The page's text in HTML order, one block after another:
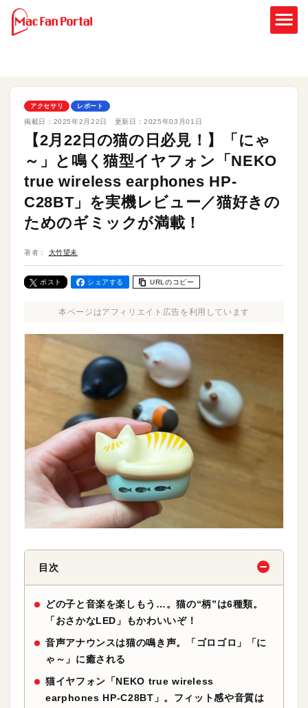
アクセサリ レポート
掲載日： 2025年2月22日 更新日：2025年03月01日
【2月22日の猫の日必見！】「にゃ
～」と鳴く猫型イヤフォン「NEKO
true wireless earphones HP-
C28BT」を実機レビュー／猫好きの
ためのギミックが満載！
著者： 大竹望未
ポスト シェアする URLのコピー
本ページはアフィリエイト広告を利用しています
目次
どの子と音楽を楽しもう…。猫の“柄”は6種類。
「おさかなLED」もかわいいぞ！
音声アナウンスは猫の鳴き声。「ゴロゴロ」「に
ゃ～」に癒される
猫イヤフォン「NEKO true wireless
earphones HP-C28BT」。フィット感や音質は